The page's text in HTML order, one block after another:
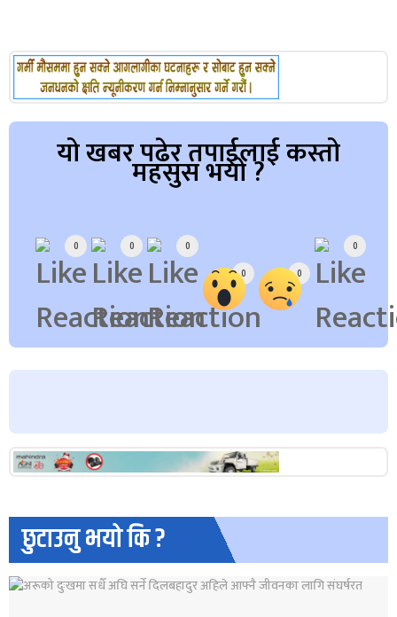
यो खबर पढेर तपाईलाई कस्तो
महसुस भयो ?
0 0 0
0 0
0
छुटाउनु भयो कि ?